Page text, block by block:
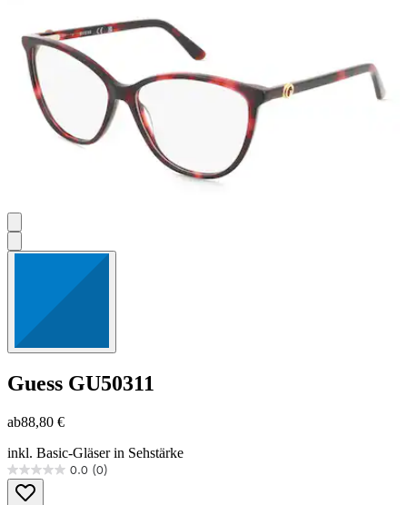
Guess GU50311
ab88,80 €
inkl. Basic-Gläser in Sehstärke
0.0 (0)
0.0
von